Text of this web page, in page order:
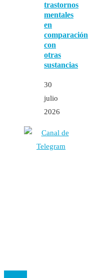
trastornos
mentales
en
comparación
con
otras
sustancias
30
julio
2026